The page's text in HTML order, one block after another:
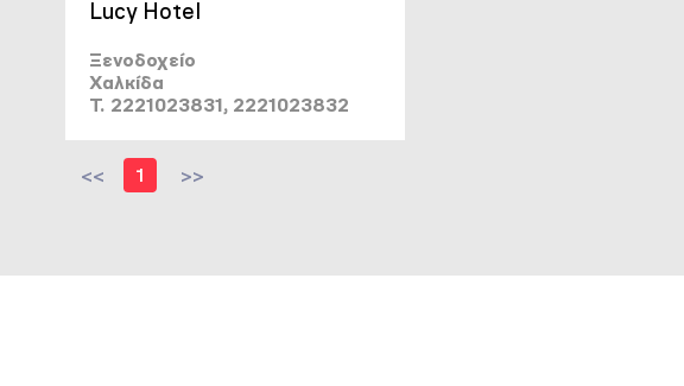
Lucy Hotel
Ξενοδοχείο
Χαλκίδα
T. 2221023831, 2221023832
<< 1 >>